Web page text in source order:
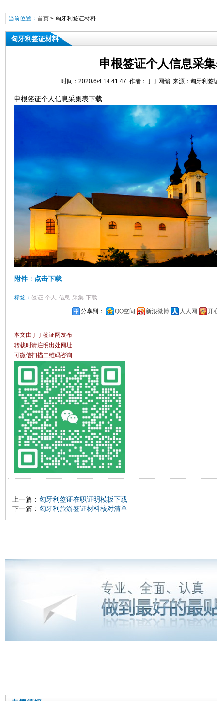
当前位置： 首页> 匈牙利签证材料
匈牙利签证材料
申根签证个人信息采
时间：2020/6/4 14:41:47 作者：丁丁网编 来源：匈牙利
申根签证个人信息采集表下载
附件：点击下载
标签： 签证 个人 信息 采集 下载
分享到：
QQ空间 新浪微博 人人网 开
本文由丁丁签证网发布
转载时请注明出处网址
可微信扫描二维码咨询
上一篇： 匈牙利签证在职证明模板下载
下一篇： 匈牙利旅游签证材料核对清单